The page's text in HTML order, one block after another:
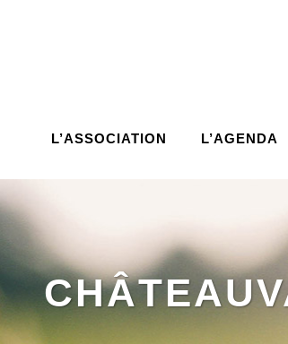
L’ASSOCIATION L’AGENDA